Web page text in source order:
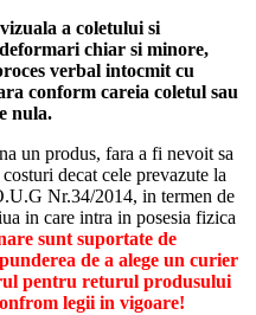
a coletului si
chiar si minore,
verbal intocmit cu
conform careia coletul sau
nula.
un produs, fara a fi nevoit sa
decat cele prevazute la
Nr.34/2014, in termen de
in care intra in posesia fizica
sunt suportate de
de a alege un curier
pentru returul produsului
legii in vigoare!